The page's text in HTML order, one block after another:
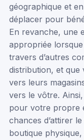
géographique et
déplacer pour
En revanche, une
appropriée
travers d’autres
distribution, et que
vers leurs
vers le vôtre.
pour votre propre
chances d’attirer
boutique